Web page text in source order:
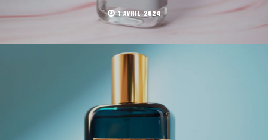
1 AVRIL 2024